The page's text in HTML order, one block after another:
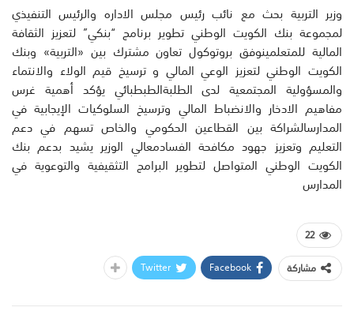
وزير التربية بحث مع نائب رئيس مجلس الاداره والرئيس التنفيذي
لمجموعة بنك الكويت الوطني تطوير برنامج “بنكي” لتعزيز الثقافة
المالية للمتعلمينوفق بروتوكول تعاون مشترك بين «التربية» وبنك
الكويت الوطني لتعزيز الوعي المالي و ترسيخ قيم الولاء والانتماء
والمسؤولية المجتمعية لدى الطلبةالطبطبائي يؤكد أهمية غرس
مفاهيم الادخار والانضباط المالي وترسيخ السلوكيات الإيجابية في
المدارسالشراكة بين القطاعين الحكومي والخاص تسهم في دعم
التعليم وتعزيز جهود مكافحة الفسادمعالي الوزير يشيد بدعم بنك
الكويت الوطني المتواصل لتطوير البرامج التثقيفية والتوعوية في
المدارس
22
مشاركة
Facebook
Twitter